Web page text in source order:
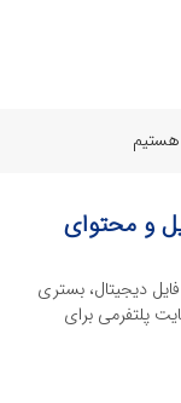
هستیم
و محتوای
دیجیتال، بستری
پلتفرمی برای
محصولات
برای پیشبرد